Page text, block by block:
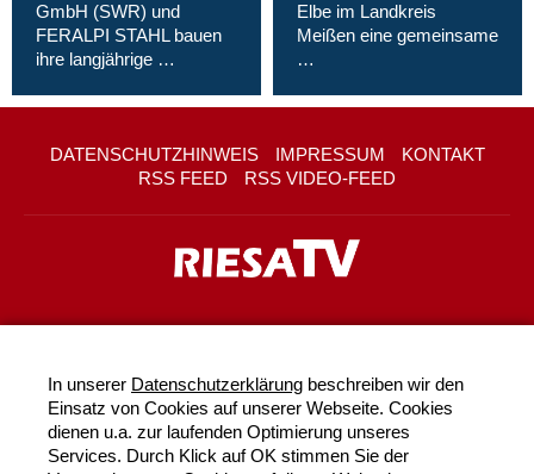
GmbH (SWR) und
FERALPI STAHL bauen
ihre langjährige …
Elbe im Landkreis
Meißen eine gemeinsame
…
DATENSCHUTZHINWEIS IMPRESSUM
KONTAKT
RSS FEED
RSS VIDEO-FEED
In unserer Datenschutzerklärung beschreiben wir den
Einsatz von Cookies auf unserer Webseite. Cookies
dienen u.a. zur laufenden Optimierung unseres
Services. Durch Klick auf OK stimmen Sie der